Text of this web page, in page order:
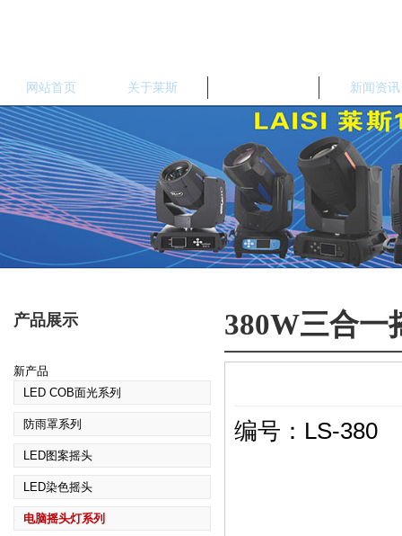
网站首页 关于莱斯 新闻资讯
产品展示
新产品
LED COB面光系列
防雨罩系列
LED图案摇头
LED染色摇头
电脑摇头灯系列
380W三合一
编号：LS-380